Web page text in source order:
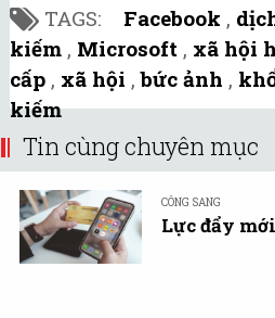
TAGS: Facebook ,
kiếm , Microsoft , xã hội
cấp , xã hội ,bức ảnh ,
kiếm
Tin cùng chuyên mục
CÔNG SANG
Lực đẩy